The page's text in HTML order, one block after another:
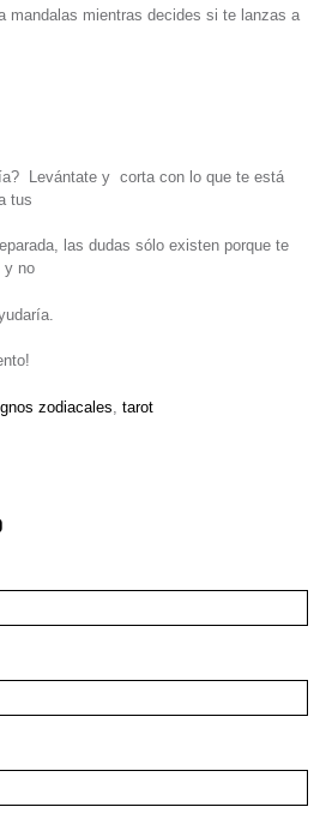
mandalas mientras decides si te lanzas a
Levántate y corta con lo que te está
tus
las dudas sólo existen porque te
y no
zodiacales tarot